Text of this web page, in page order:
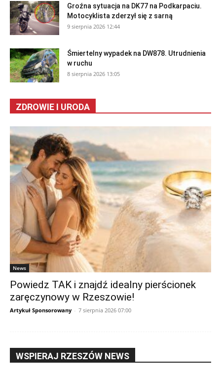
Groźna sytuacja na DK77 na Podkarpaciu.
Motocyklista zderzył się z sarną
9 sierpnia 2026 12:44
Śmiertelny wypadek na DW878. Utrudnienia
w ruchu
8 sierpnia 2026 13:05
ZDROWIE I URODA
News
Powiedz TAK i znajdź idealny pierścionek
zaręczynowy w Rzeszowie!
Artykuł Sponsorowany - 7 sierpnia 2026 07:00
WSPIERAJ RZESZÓW NEWS